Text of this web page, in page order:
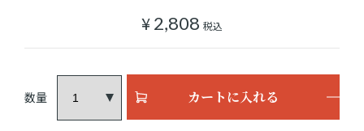
¥2,808 税込
カートに入れる